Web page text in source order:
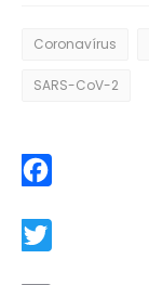
Coronavírus
SARS-CoV-2